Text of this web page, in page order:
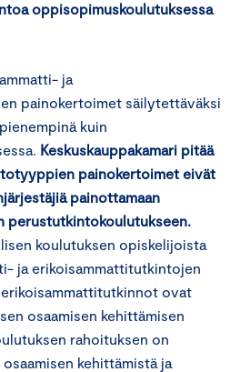
oppisopimuskoulutuksessa
ja
painokertoimet säilytettäväksi
kuin
Keskuskauppakamari pitää
painokertoimet eivät
painottamaan
perustutkintokoulutukseen.
koulutuksen opiskelijoista
ja erikoisammattitutkintojen
ovat
osaamisen kehittämisen
rahoituksen on
kehittämistä ja